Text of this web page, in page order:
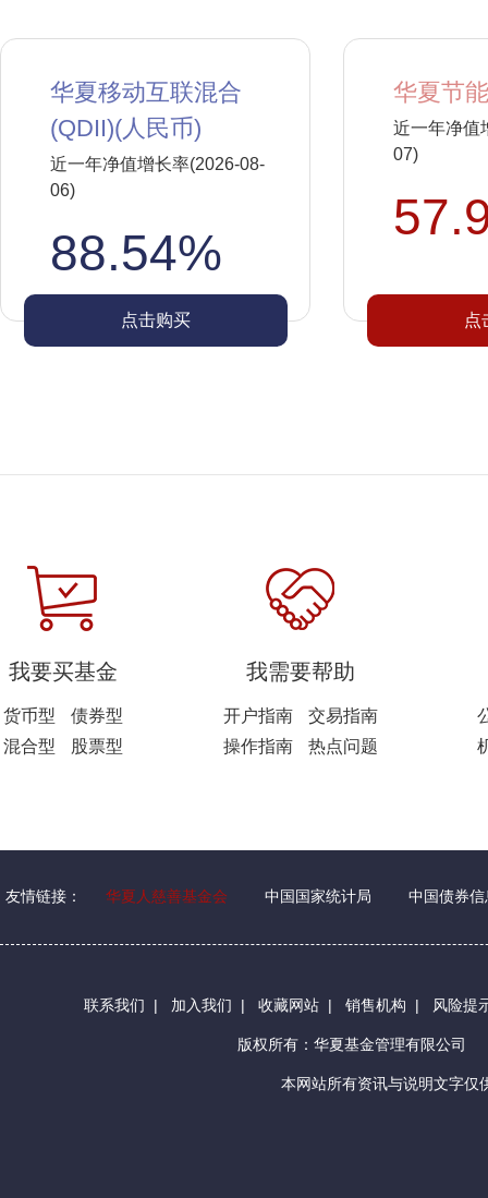
华夏移动互联混合
(QDII)(人民币)
近一年净值增长率(2026-08-
06)
88.54%
点击购买
华夏节
近一年净值
07)
点
我要买基金
货币型
债券型
混合型
股票型
我需要帮助
开户指南
交易指南
操作指南
热点问题
友情链接： 华夏人慈善基金会 中国国家统计局 中国债券信
联系我们 | 加入我们 | 收藏网站 | 销售机构 | 风险提
版权所有：华夏基金管理有限公司
本网站所有资讯与说明文字仅